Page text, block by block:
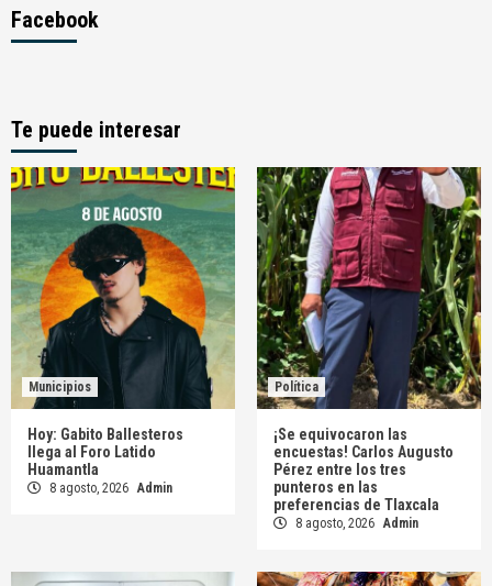
Facebook
Te puede interesar
Municipios
Hoy: Gabito Ballesteros
llega al Foro Latido
Huamantla
8 agosto, 2026 Admin
Política
¡Se equivocaron las
encuestas! Carlos Augusto
Pérez entre los tres
punteros en las
preferencias de Tlaxcala
8 agosto, 2026 Admin